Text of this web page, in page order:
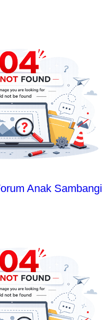
Anak Sambangi